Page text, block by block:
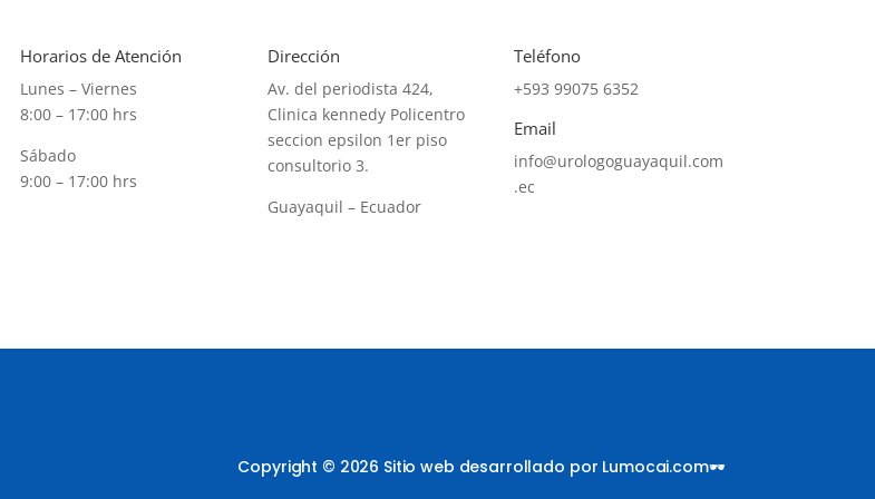
Horarios de Atención
Lunes – Viernes
8:00 – 17:00 hrs
Sábado
9:00 – 17:00 hrs
Dirección
Av. del periodista 424,
Clinica kennedy Policentro
seccion epsilon 1er piso
consultorio 3.
Guayaquil – Ecuador
Teléfono
+59399075 6352
Email
info@urologoguayaquil.com
.ec
Copyright © 2026 Sitio web desarrollado por Lumocai.com🕶